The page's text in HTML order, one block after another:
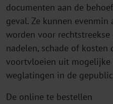
documenten aan de
geval. Ze kunnen evenmin
worden voor
nadelen, schade of kosten
voortvloeien uit mogelijke
weglatingen in de
De online te bestellen